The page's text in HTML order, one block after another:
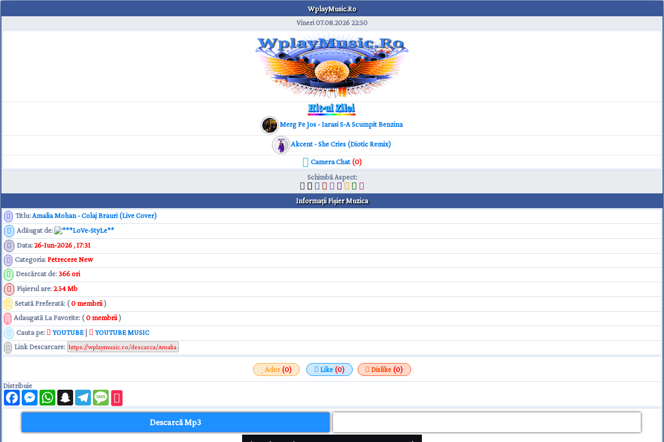
WplayMusic.Ro
Vineri 07.08.2026 22:50
Merg Pe Jos - Iarasi S-A Scumpit Benzina
Akcent - She Cries (Diotic Remix)
Camera Chat(0)
Schimbă Aspect:
Informaţii Fişier Muzica
Titlu:Amalia Mohan - Colaj Brauri (Live Cover)
Adăugat de:
**LoVe-StyLe**
Data:26-Iun-2026 , 17:31
Categoria:Petrecere New
Descărcat de: 366 ori
Fişierul are:2.54 Mb
Setată Preferată: (0 membrii )
Adaugată La Favorite: (0 membrii )
Cauta pe:
YOUTUBE|
YOUTUBE MUSIC
Link Descarcare:
Ador(0) Like (0) Dislike (0)
Distribuie
FacebookMessengerWhatsAppSnapchatTelegramMessage
Descarcă Mp3